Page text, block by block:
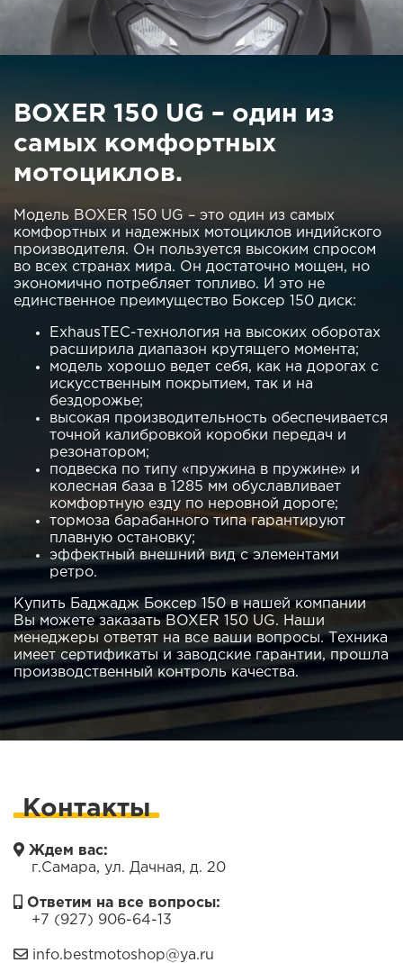
BOXER 150 UG – один из
самых комфортных
мотоциклов.
Модель BOXER 150 UG – это один из самых
комфортных и надежных мотоциклов индийского
производителя. Он пользуется высоким спросом
во всех странах мира. Он достаточно мощен, но
экономично потребляет топливо. И это не
единственное преимущество Боксер 150 диск:
ExhausTEC-технология на высоких оборотах
расширила диапазон крутящего момента;
модель хорошо ведет себя, как на дорогах с
искусственным покрытием, так и на
бездорожье;
высокая производительность обеспечивается
точной калибровкой коробки передач и
резонатором;
подвеска по типу «пружина в пружине» и
колесная база в 1285 мм обуславливает
комфортную езду по неровной дороге;
тормоза барабанного типа гарантируют
плавную остановку;
эффектный внешний вид с элементами
ретро.
Купить Баджадж Боксер 150 в нашей компании
Вы можете заказать BOXER 150 UG. Наши
менеджеры ответят на все ваши вопросы. Техника
имеет сертификаты и заводские гарантии, прошла
производственный контроль качества.
Контакты
Ждем вас:
г.Самара, ул. Дачная, д. 20
Ответим на все вопросы:
+7 (927) 906-64-13
info.bestmotoshop@ya.ru